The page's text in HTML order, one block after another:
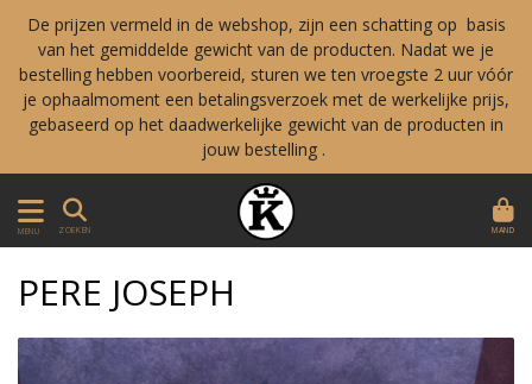
De prijzen vermeld in de webshop, zijn een schatting op basis
van het gemiddelde gewicht van de producten. Nadat we je
bestelling hebben voorbereid, sturen we ten vroegste 2 uur vóór
je ophaalmoment een betalingsverzoek met de werkelijke prijs,
gebaseerd op het daadwerkelijke gewicht van de producten in
jouw bestelling .
MENU ZOEKEN MAND
PERE JOSEPH